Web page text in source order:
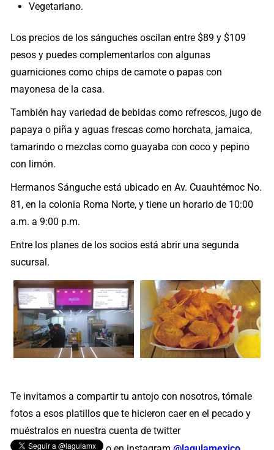
Vegetariano.
Los precios de los sánguches oscilan entre $89 y $109
pesos y puedes complementarlos con algunas
guarniciones como chips de camote o papas con
mayonesa de la casa.
También hay variedad de bebidas como refrescos, jugo de
papaya o piña y aguas frescas como horchata, jamaica,
tamarindo o mezclas como guayaba con coco y pepino
con limón.
Hermanos Sánguche está ubicado en Av. Cuauhtémoc No.
81, en la colonia Roma Norte, y tiene un horario de 10:00
a.m. a 9:00 p.m.
Entre los planes de los socios está abrir una segunda
sucursal.
Te invitamos a compartir tu antojo con nosotros, tómale
fotos a esos platillos que te hicieron caer en el pecado y
muéstralos en nuestra cuenta de twitter